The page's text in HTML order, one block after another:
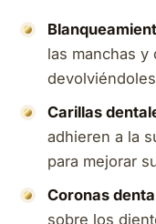
las manchas
Carillas
adhieren a la
para mejorar
Coronas
sobre los